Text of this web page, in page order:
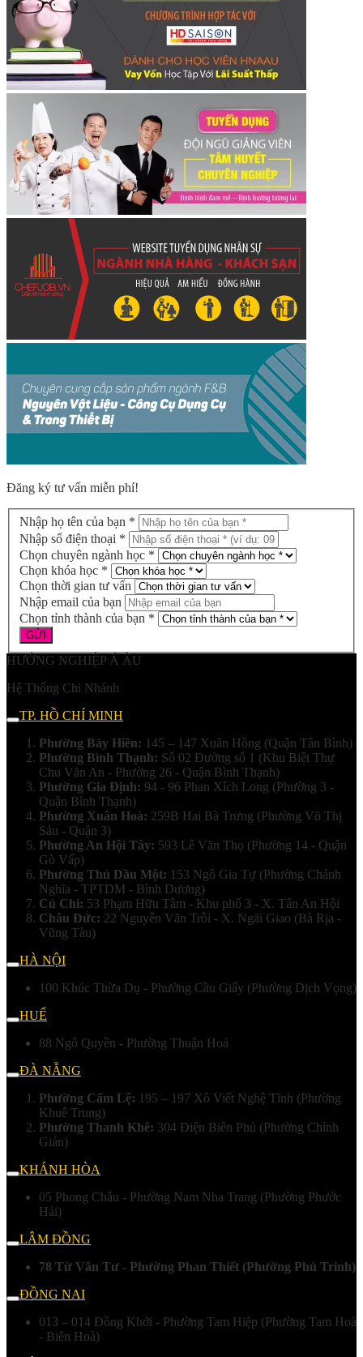
Đăng ký tư vấn miễn phí!
Nhập họ tên của bạn *
Nhập số điện thoại *
Chọn chuyên ngành học *
Chọn khóa học *
Chọn thời gian tư vấn
Nhập email của bạn
Chọn tỉnh thành của bạn *
HƯỚNG NGHIỆP Á ÂU
Hệ Thống Chi Nhánh
TP. HỒ CHÍ MINH
Phường Bảy Hiền: 145 – 147 Xuân Hồng (Quận Tân Bình)
Phường Bình Thạnh: Số 02 Đường số 1 (Khu Biệt Thự
Chu Văn An - Phường 26 - Quận Bình Thạnh)
Phường Gia Định: 94 - 96 Phan Xích Long (Phường 3 -
Quận Bình Thạnh)
Phường Xuân Hoà: 259B Hai Bà Trưng (Phường Võ Thị
Sáu - Quận 3)
Phường An Hội Tây: 593 Lê Văn Thọ (Phường 14 - Quận
Gò Vấp)
Phường Thủ Dầu Một: 153 Ngô Gia Tự (Phường Chánh
Nghĩa - TPTDM - Bình Dương)
Củ Chi: 53 Phạm Hữu Tâm - Khu phố 3 - X. Tân An Hội
Châu Đức: 22 Nguyễn Văn Trỗi - X. Ngãi Giao (Bà Rịa -
Vũng Tàu)
HÀ NỘI
100 Khúc Thừa Dụ - Phường Cầu Giấy (Phường Dịch Vọng)
HUẾ
88 Ngô Quyền - Phường Thuận Hoá
ĐÀ NẴNG
Phường Cẩm Lệ: 195 – 197 Xô Viết Nghệ Tĩnh (Phường
Khuê Trung)
Phường Thanh Khê: 304 Điện Biên Phủ (Phường Chính
Gián)
KHÁNH HÒA
05 Phong Châu - Phường Nam Nha Trang (Phường Phước
Hải)
LÂM ĐỒNG
78 Từ Văn Tư - Phường Phan Thiết (Phường Phú Trinh)
ĐỒNG NAI
013 – 014 Đồng Khởi - Phường Tam Hiệp (Phường Tam Hoà
- Biên Hoà)